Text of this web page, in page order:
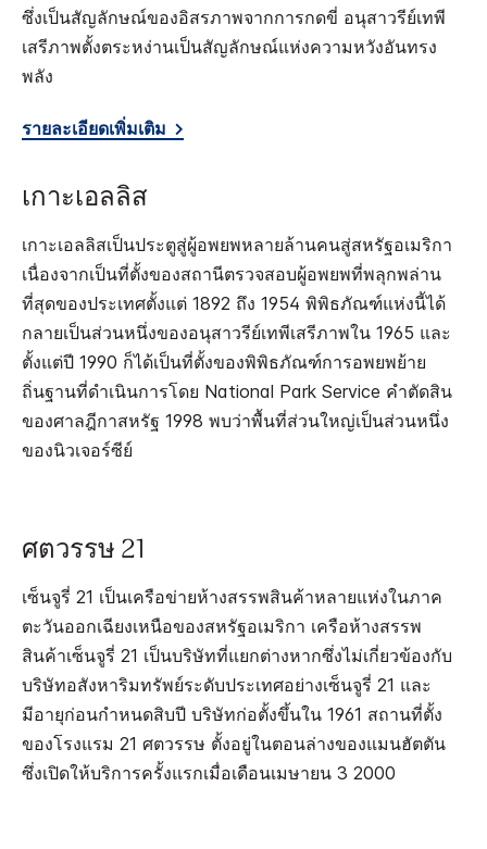
ซึ่งเป็นสัญลักษณ์ของอิสรภาพจากการกดขี่ อนุสาวรีย์เทพี
เสรีภาพตั้งตระหง่านเป็นสัญลักษณ์แห่งความหวังอันทรง
พลัง
รายละเอียดเพิ่มเติม
เกาะเอลลิส
เกาะเอลลิสเป็นประตูสู่ผู้อพยพหลายล้านคนสู่สหรัฐอเมริกา
เนื่องจากเป็นที่ตั้งของสถานีตรวจสอบผู้อพยพที่พลุกพล่าน
ที่สุดของประเทศตั้งแต่ 1892 ถึง 1954 พิพิธภัณฑ์แห่งนี้ได้
กลายเป็นส่วนหนึ่งของอนุสาวรีย์เทพีเสรีภาพใน 1965 และ
ตั้งแต่ปี 1990 ก็ได้เป็นที่ตั้งของพิพิธภัณฑ์การอพยพย้าย
ถิ่นฐานที่ดำเนินการโดย National Park Service คำตัดสิน
ของศาลฎีกาสหรัฐ 1998 พบว่าพื้นที่ส่วนใหญ่เป็นส่วนหนึ่ง
ของนิวเจอร์ซีย์
ศตวรรษ 21
เซ็นจูรี่ 21 เป็นเครือข่ายห้างสรรพสินค้าหลายแห่งในภาค
ตะวันออกเฉียงเหนือของสหรัฐอเมริกา เครือห้างสรรพ
สินค้าเซ็นจูรี่ 21 เป็นบริษัทที่แยกต่างหากซึ่งไม่เกี่ยวข้องกับ
บริษัทอสังหาริมทรัพย์ระดับประเทศอย่างเซ็นจูรี่ 21 และ
มีอายุก่อนกำหนดสิบปี บริษัทก่อตั้งขึ้นใน 1961 สถานที่ตั้ง
ของโรงแรม 21 ศตวรรษ ตั้งอยู่ในตอนล่างของแมนฮัตตัน
ซึ่งเปิดให้บริการครั้งแรกเมื่อเดือนเมษายน 3 2000